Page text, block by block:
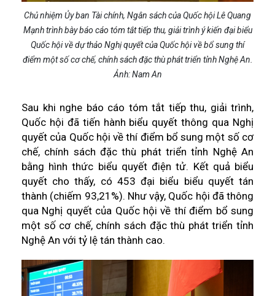
Chủ nhiệm Ủy ban Tài chính, Ngân sách của Quốc hội Lê Quang
Mạnh trình bày báo cáo tóm tắt tiếp thu, giải trình ý kiến đại biểu
Quốc hội về dự thảo Nghị quyết của Quốc hội về bổ sung thí
điểm một số cơ chế, chính sách đặc thù phát triển tỉnh Nghệ An.
Ảnh: Nam An
Sau khi nghe báo cáo tóm tắt tiếp thu, giải trình,
Quốc hội đã tiến hành biểu quyết thông qua Nghị
quyết của Quốc hội về thí điểm bổ sung một số cơ
chế, chính sách đặc thù phát triển tỉnh Nghệ An
bằng hình thức biểu quyết điện tử. Kết quả biểu
quyết cho thấy, có 453 đại biểu biểu quyết tán
thành (chiếm 93,21%). Như vậy, Quốc hội đã thông
qua Nghị quyết của Quốc hội về thí điểm bổ sung
một số cơ chế, chính sách đặc thù phát triển tỉnh
Nghệ An với tỷ lệ tán thành cao.